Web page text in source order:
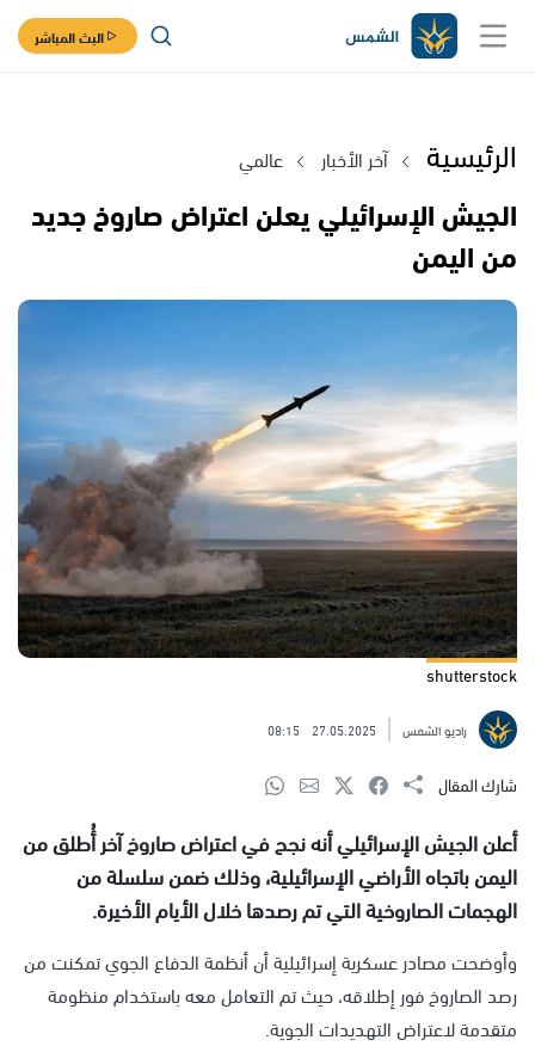
البث المباشر
الرئيسية آخر الأخبار عالمي
الجيش الإسرائيلي يعلن اعتراض صاروخ جديد
من اليمن
shutterstock
راديو الشمس 27.05.2025
08:15
شارك المقال
أعلن الجيش الإسرائيلي أنه نجح في اعتراض صاروخ آخر أُطلق من
اليمن باتجاه الأراضي الإسرائيلية، وذلك ضمن سلسلة من
الهجمات الصاروخية التي تم رصدها خلال الأيام الأخيرة.
وأوضحت مصادر عسكرية إسرائيلية أن أنظمة الدفاع الجوي تمكنت من
رصد الصاروخ فور إطلاقه، حيث تم التعامل معه باستخدام منظومة
متقدمة لاعتراض التهديدات الجوية.